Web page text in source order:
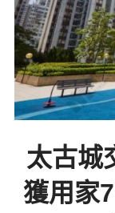
太古城
獲用家